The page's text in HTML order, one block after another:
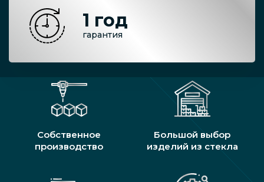
1 год
гарантия
Собственное
производство
Большой выбор
изделий из стекла